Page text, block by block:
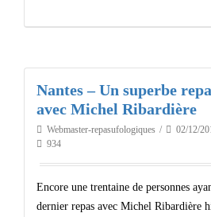
Nantes – Un superbe
avec Michel Ribardière
Webmaster-repasufologiques 02/12/
934
Encore une trentaine de personnes
dernier repas avec Michel Ribardière